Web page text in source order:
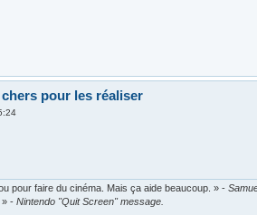
pour les réaliser
pour faire du cinéma. Mais ça aide beaucoup. » -
» - Nintendo "Quit Screen" message.